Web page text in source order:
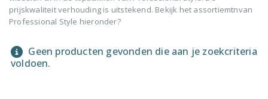
prijskwaliteit verhouding is uitstekend. Bekijk het assortiemtnvan
Professional Style hieronder?
Geen producten gevonden die aan je zoekcriteria
voldoen.